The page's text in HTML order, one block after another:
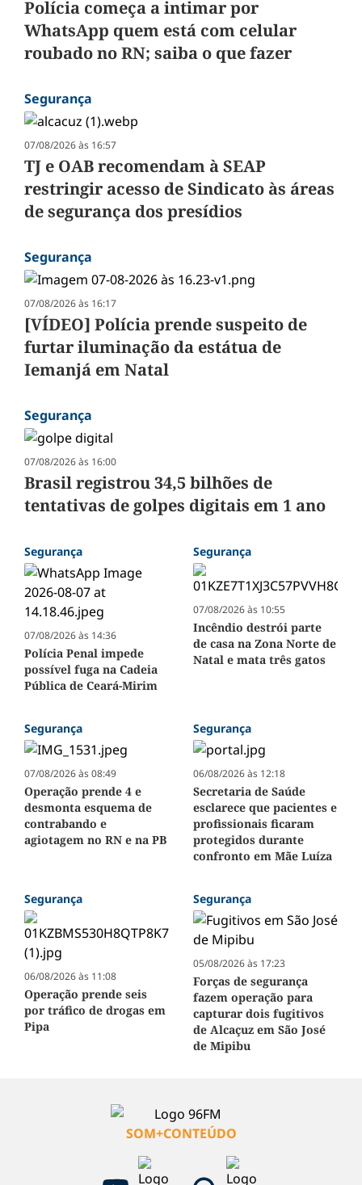
Polícia começa a intimar por
WhatsApp quem está com celular
roubado no RN; saiba o que fazer
Segurança
07/08/2026 às 16:57
TJ e OAB recomendam à SEAP
restringir acesso de Sindicato às áreas
de segurança dos presídios
Segurança
07/08/2026 às 16:17
[VÍDEO] Polícia prende suspeito de
furtar iluminação da estátua de
Iemanjá em Natal
Segurança
07/08/2026 às 16:00
Brasil registrou 34,5 bilhões de
tentativas de golpes digitais em 1 ano
Segurança
07/08/2026 às 14:36
Polícia Penal impede
possível fuga na Cadeia
Pública de Ceará-Mirim
Segurança
07/08/2026 às 10:55
Incêndio destrói parte
de casa na Zona Norte de
Natal e mata três gatos
Segurança
07/08/2026 às 08:49
Operação prende 4 e
desmonta esquema de
contrabando e
agiotagem no RN e na PB
Segurança
06/08/2026 às 12:18
Secretaria de Saúde
esclarece que pacientes e
profissionais ficaram
protegidos durante
confronto em Mãe Luíza
Segurança
06/08/2026 às 11:08
Operação prende seis
por tráfico de drogas em
Pipa
Segurança
05/08/2026 às 17:23
Forças de segurança
fazem operação para
capturar dois fugitivos
de Alcaçuz em São José
de Mipibu
SOM+CONTEÚDO